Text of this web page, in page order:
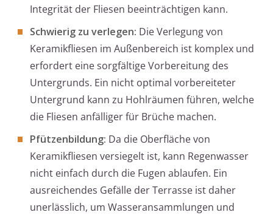
Integrität der Fliesen beeinträchtigen kann.
Schwierig zu verlegen: Die Verlegung von
Keramikfliesen im Außenbereich ist komplex und
erfordert eine sorgfältige Vorbereitung des
Untergrunds. Ein nicht optimal vorbereiteter
Untergrund kann zu Hohlräumen führen, welche
die Fliesen anfälliger für Brüche machen.
Pfützenbildung: Da die Oberfläche von
Keramikfliesen versiegelt ist, kann Regenwasser
nicht einfach durch die Fugen ablaufen. Ein
ausreichendes Gefälle der Terrasse ist daher
unerlässlich, um Wasseransammlungen und